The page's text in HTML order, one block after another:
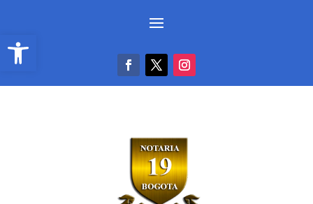
Abrir barra de herramientas